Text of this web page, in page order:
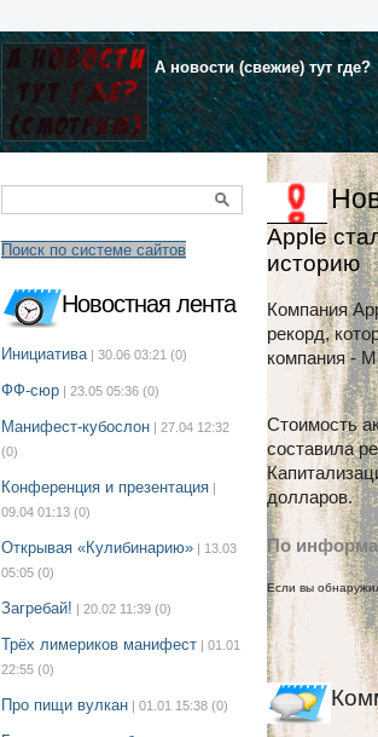
А новости (свежие) тут где?
Поиск по системе сайтов
Новостная лента
Инициатива | 30.06 03:21 (0)
ФФ-сюр | 23.05 05:36 (0)
Манифест-кубослон | 27.04 12:32
(0)
Конференция и презентация |
09.04 01:13 (0)
Открывая «Кулибинарию» | 13.03
05:05 (0)
Загребай! | 20.02 11:39 (0)
Трёх лимериков манифест | 01.01
22:55 (0)
Про пищи вулкан | 01.01 15:38 (0)
Apple
историю|
Компания
рекорд,
компания -
Стоимость
составила
долларов.
По
Если вы